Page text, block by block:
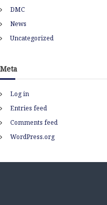
DMC
News
Uncategorized
Meta
Log in
Entries feed
Comments feed
WordPress.org